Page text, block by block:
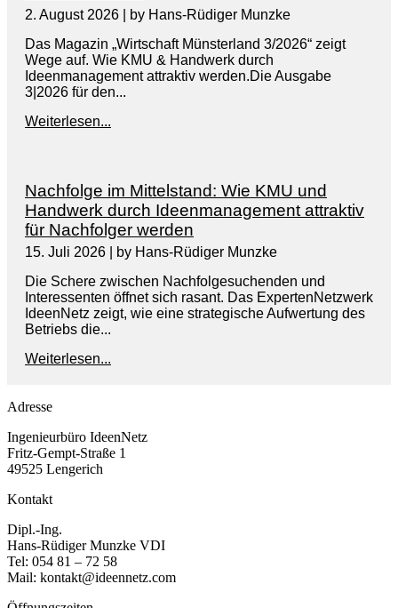
2. August 2026
by Hans-Rüdiger Munzke
Das Magazin „Wirtschaft Münsterland 3/2026“ zeigt
Wege auf. Wie KMU & Handwerk durch
Ideenmanagement attraktiv werden.Die Ausgabe
3|2026 für den...
Weiterlesen...
Nachfolge im Mittelstand: Wie KMU und
Handwerk durch Ideenmanagement attraktiv
für Nachfolger werden
15. Juli 2026
by Hans-Rüdiger Munzke
Die Schere zwischen Nachfolgesuchenden und
Interessenten öffnet sich rasant. Das ExpertenNetzwerk
IdeenNetz zeigt, wie eine strategische Aufwertung des
Betriebs die...
Weiterlesen...
Adresse
Ingenieurbüro IdeenNetz
Fritz-Gempt-Straße 1
49525 Lengerich
Kontakt
Dipl.-Ing.
Hans-Rüdiger Munzke VDI
Tel: 054 81 – 72 58
Mail: kontakt@ideennetz.com